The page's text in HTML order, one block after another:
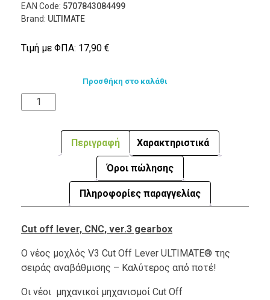
EAN Code: 5707843084499
Brand: ULTIMATE
Τιμή με ΦΠΑ: 17,90 €
Προσθήκη στο καλάθι
Περιγραφή Χαρακτηριστικά
Όροι πώλησης
Πληροφορίες παραγγελίας
Cut off lever, CNC, ver.3 gearbox
Ο νέος μοχλός V3 Cut Off Lever ULTIMATE® της
σειράς αναβάθμισης – Καλύτερος από ποτέ!
Οι νέοι μηχανικοί μηχανισμοί Cut Off